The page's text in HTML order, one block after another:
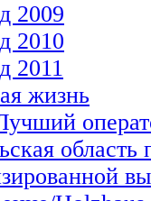
2009
2010
2011
жизнь
область